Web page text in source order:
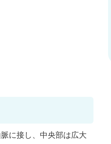
に接し、中央部は広大